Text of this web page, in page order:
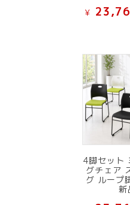
¥
4脚セット
グチェア
グ ループ
新